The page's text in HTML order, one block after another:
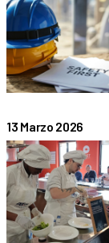
13 Marzo 2026